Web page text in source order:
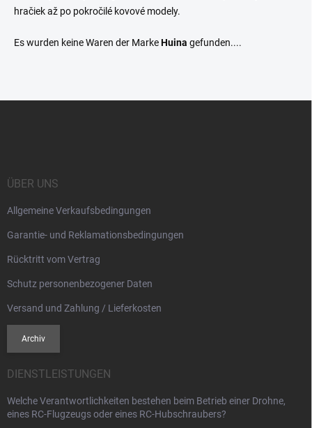
hračiek až po pokročilé kovové modely.
Es wurden keine Waren der MarkeHuina gefunden....
ÜBER UNS
Allgemeine Verkaufsbedingungen
Garantie- und Reklamationsbedingungen
Rücktritt vom Vertrag
Schutz personenbezogener Daten
Versand und Zahlung / Lieferkosten
Archiv
DIENSTLEISTUNGEN
Welche Verantwortlichkeiten bestehen beim Betrieb einer Drohne,
eines RC-Flugzeugs oder eines RC-Hubschraubers?